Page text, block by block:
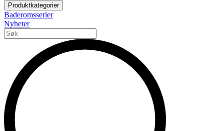
Produktkategorier
Baderomsserier
Nyheter